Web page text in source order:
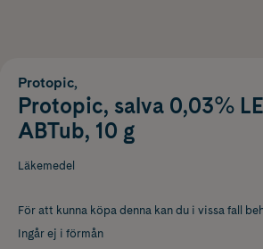
Protopic,
Protopic, salva 0,03%
ABTub, 10 g
Läkemedel
För att kunna köpa denna kan du i vissa fall
Ingår ej i förmån